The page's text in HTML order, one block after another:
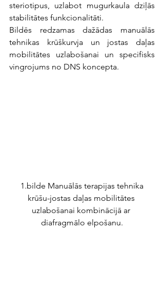
steriotipus, uzlabot mugurkaula dziļās
stabilitātes funkcionalitāti.
Bildēs redzamas dažādas manuālās
tehnikas krūškurvja un jostas daļas
mobilitātes uzlabošanai un specifisks
vingrojums no DNS koncepta.
krūšu-jostas daļas mobilitātes
uzlabošanai kombinācijā ar
diafragmālo elpošanu.